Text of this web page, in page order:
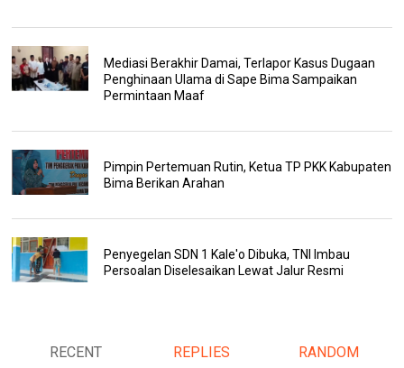
Mediasi Berakhir Damai, Terlapor Kasus Dugaan
Penghinaan Ulama di Sape Bima Sampaikan
Permintaan Maaf
Pimpin Pertemuan Rutin, Ketua TP PKK Kabupaten
Bima Berikan Arahan
Penyegelan SDN 1 Kale'o Dibuka, TNI Imbau
Persoalan Diselesaikan Lewat Jalur Resmi
RECENT REPLIES RANDOM